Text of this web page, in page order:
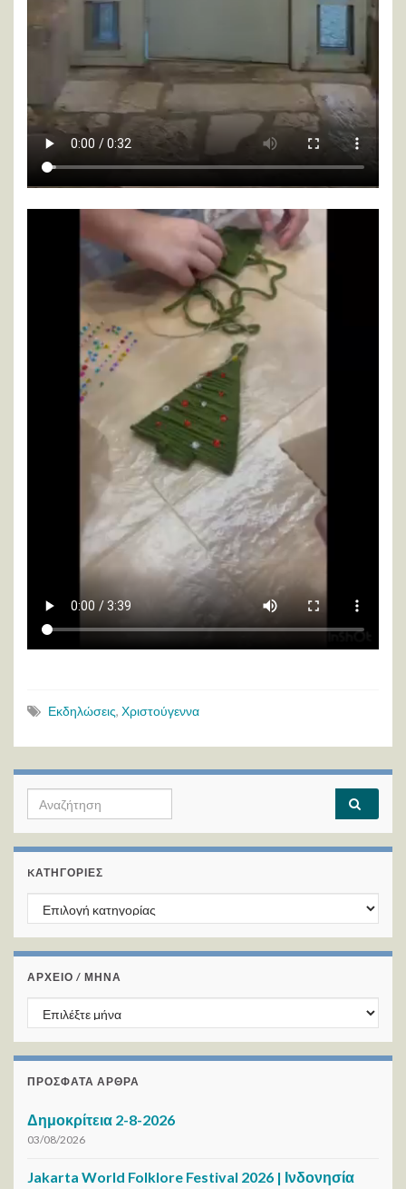
Εκδηλώσεις, Χριστούγεννα
Search for:
KΑΤΗΓΟΡΊΕΣ
Kατηγορίες
ΑΡΧΕΙΟ / ΜΗΝΑ
ΑΡΧΕΙΟ / ΜΗΝΑ
ΠΡΌΣΦΑΤΑ ΆΡΘΡΑ
Δημοκρίτεια 2-8-2026
03/08/2026
Jakarta World Folklore Festival 2026 | Ινδονησία